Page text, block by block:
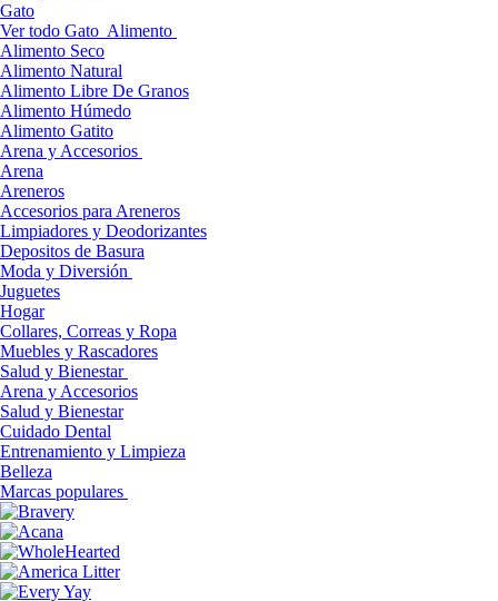
Gato
Ver todo Gato Alimento
Alimento Seco
Alimento Natural
Alimento Libre De Granos
Alimento Húmedo
Alimento Gatito
Arena y Accesorios
Arena
Areneros
Accesorios para Areneros
Limpiadores y Deodorizantes
Depositos de Basura
Moda y Diversión
Juguetes
Hogar
Collares, Correas y Ropa
Muebles y Rascadores
Salud y Bienestar
Arena y Accesorios
Salud y Bienestar
Cuidado Dental
Entrenamiento y Limpieza
Belleza
Marcas populares